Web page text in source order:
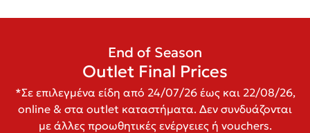
End of Season
Outlet Final Prices
*Σε επιλεγμένα είδη από 24/07/26 έως και 22/08/26,
online & στα outlet καταστήματα. Δεν συνδυάζονται
με άλλες προωθητικές ενέργειες ή vouchers.